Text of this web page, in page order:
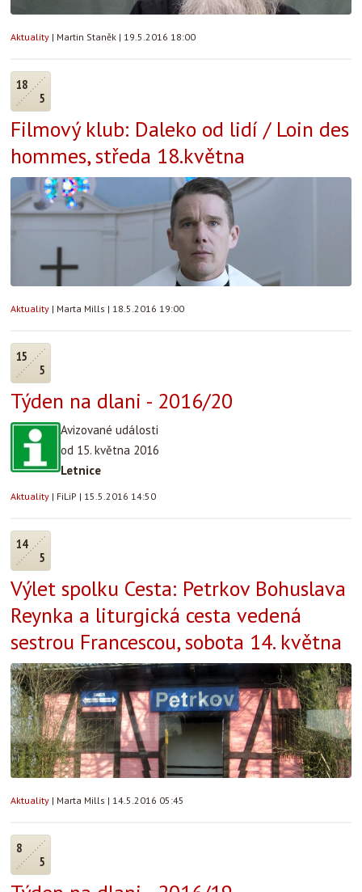
Aktuality | Martin Staněk | 19.5.2016 18:00
18
5
Filmový klub: Daleko od lidí / Loin des
hommes, středa 18.května
Aktuality | Marta Mills | 18.5.2016 19:00
15
5
Týden na dlani - 2016/20
Avizované události
od 15. května 2016
Letnice
Aktuality | FiLiP | 15.5.2016 14:50
14
5
Výlet spolku Cesta: Petrkov Bohuslava
Reynka a liturgická cesta vedená
sestrou Francescou, sobota 14. května
Aktuality | Marta Mills | 14.5.2016 05:45
8
5